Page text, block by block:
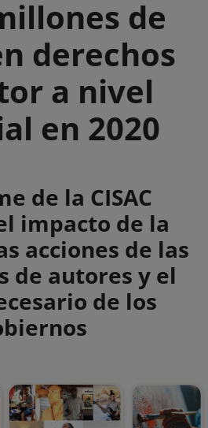
de
derechos
a nivel
en 2020
de la CISAC
impacto de la
acciones de las
de autores y el
de los